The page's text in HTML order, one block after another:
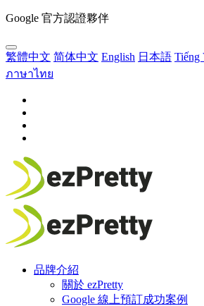
Google 官方認證夥伴
繁體中文 简体中文 English 日本語 Tiếng
ภาษาไทย
品牌介紹
關於 ezPretty
Google 線上預訂成功案例